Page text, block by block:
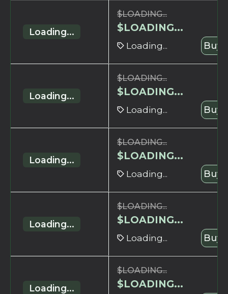
Loading...
$LOADING...
$LOADING...
Loading... Buy
Loading...
$LOADING...
$LOADING...
Loading... Buy
Loading...
$LOADING...
$LOADING...
Loading... Buy
Loading...
$LOADING...
$LOADING...
Loading... Buy
Loading...
$LOADING...
$LOADING...